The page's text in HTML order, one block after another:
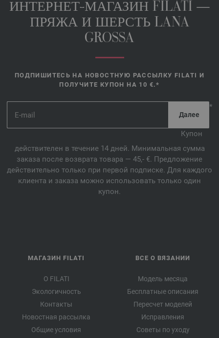
ИНТЕРНЕТ-МАГАЗИН FILATI —
ПРЯЖА И ШЕРСТЬ LANA
GROSSA
ПОДПИШИТЕСЬ НА НОВОСТНУЮ РАССЫЛКУ FILATI И
ПОЛУЧИТЕ КУПОН НА 10 €.*
*
Купон
действителен в течение 14 дней. Минимальная сумма
заказа после возврата товара — 45,- €. Предложение
действительно только при первой подписке. Для каждого
клиента и заказа можно использовать только один
купон.
МАГАЗИН FILATI
О FILATI
Экологичность
Контакты
Новостная рассылка
Общие условия
ВСЕ О ВЯЗАНИИ
Модель месяца
Бесплатные описания
Пересчет моделей
Исправления
Советы по уходу